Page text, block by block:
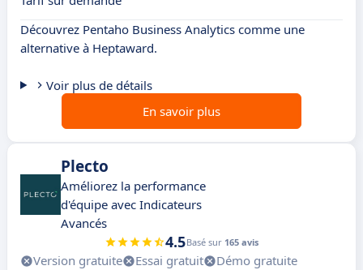
Découvrez Pentaho Business Analytics comme une
alternative à Heptaward.
Voir plus de détails
En savoir plus
Plecto
Améliorez la performance
d'équipe avec Indicateurs
Avancés
4.5Basé sur 165 avis
Version gratuite Essai gratuit
Démo gratuite